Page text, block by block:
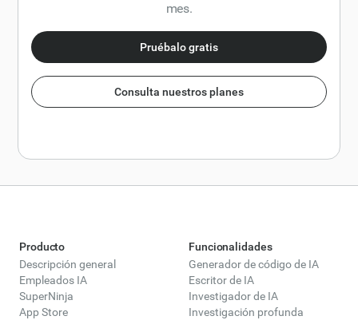
mes.
Pruébalo gratis
Consulta nuestros planes
Producto
Descripción general
Empleados IA
SuperNinja
App Store
Funcionalidades
Generador de código de IA
Escritor de IA
Investigador de IA
Investigación profunda